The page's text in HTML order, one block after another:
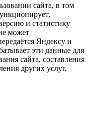
сайта, в том
и статистику
может
Яндексу и
эти данные для
сайта, составления
других услуг.